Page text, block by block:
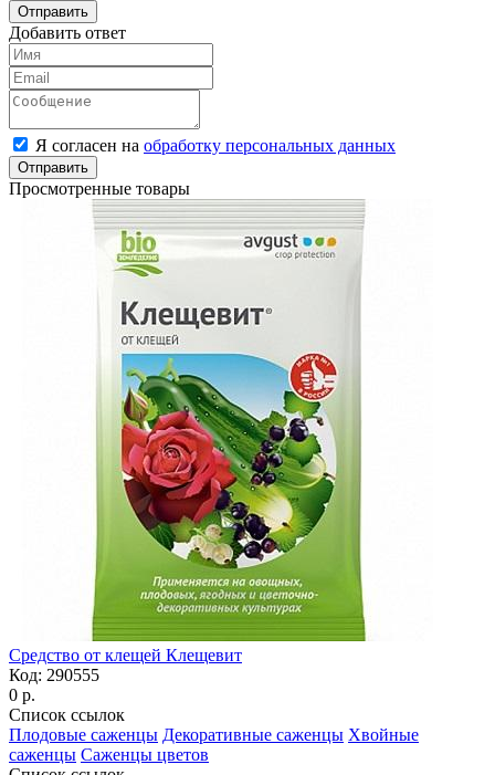
Отправить
Добавить ответ
Я согласен на обработку персональных данных
Отправить
Просмотренные товары
Средство от клещей Клещевит
Код: 290555
0 р.
Список ссылок
Плодовые саженцы Декоративные саженцы Хвойные
саженцы Саженцы цветов